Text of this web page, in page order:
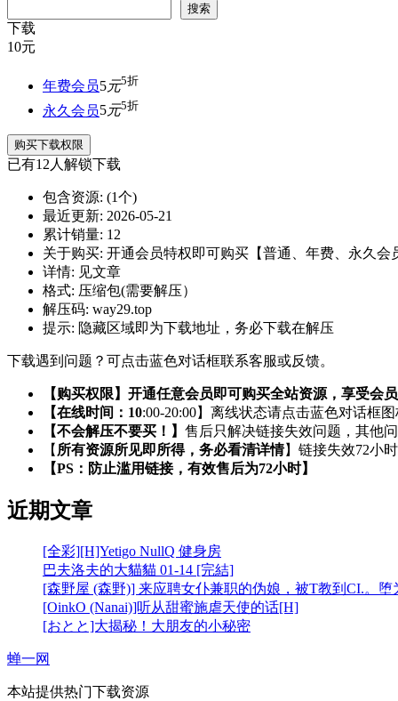
搜索
下载
10元
年费会员5元5折
永久会员5元5折
购买下载权限
已有12人解锁下载
包含资源: (1个)
最近更新: 2026-05-21
累计销量: 12
关于购买: 开通会员特权即可购买【普通、年费、永久会
详情: 见文章
格式: 压缩包(需要解压）
解压码: way29.top
提示: 隐藏区域即为下载地址，务必下载在解压
下载遇到问题？可点击蓝色对话框联系客服或反馈。
【购买权限】开通任意会员即可购买全站资源，享受会
【在线时间：10:00-20:00】离线状态请点击蓝色对话框
【不会解压不要买！】 售后只解决链接失效问题，其他
【 所有资源所见即所得，务必看清详情】链接失效72小
【PS：防止滥用链接，有效售后为72小时】
近期文章
[全彩][H]Yetigo NullQ 健身房
巴夫洛夫的大貓貓 01-14 [完結]
[森野屋 (森野)] 来应聘女仆兼职的伪娘，被T教到CI.。堕
[OinkO (Nanai)]听从甜蜜施虐天使的话[H]
[おとと]大揭秘！大朋友的小秘密
蝉一网
本站提供热门下载资源